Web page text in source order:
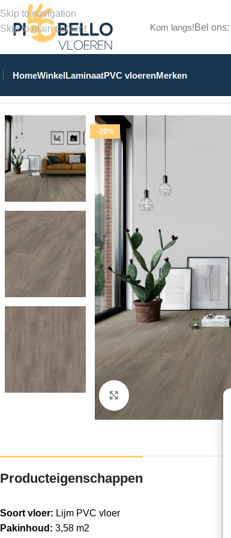
Skip to navigation
Skip to main content
Kom langs!Bel ons:
HomeWinkelLaminaatPVC vloerenMerken
-20%
Producteigenschappen
Soort vloer: Lijm PVC vloer
Pakinhoud: 3,58 m2